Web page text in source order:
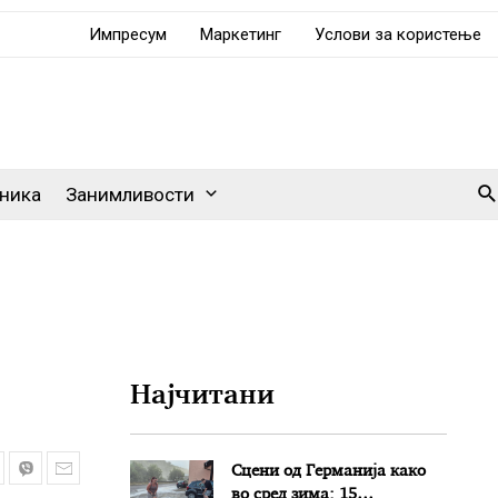
Импресум Маркетинг Услови за користење
Занимливости
Најчитани
Сцени од Германија како
во сред зима: 15